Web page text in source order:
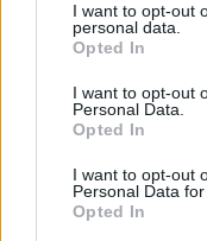
I want to opt-out
personal data.
Opted In
I want to opt-out
Personal Data.
Opted In
I want to opt-out
Personal Data
Opted In
Kasčiūnas
būtų pasielgęs
M.Maldeikiu jau